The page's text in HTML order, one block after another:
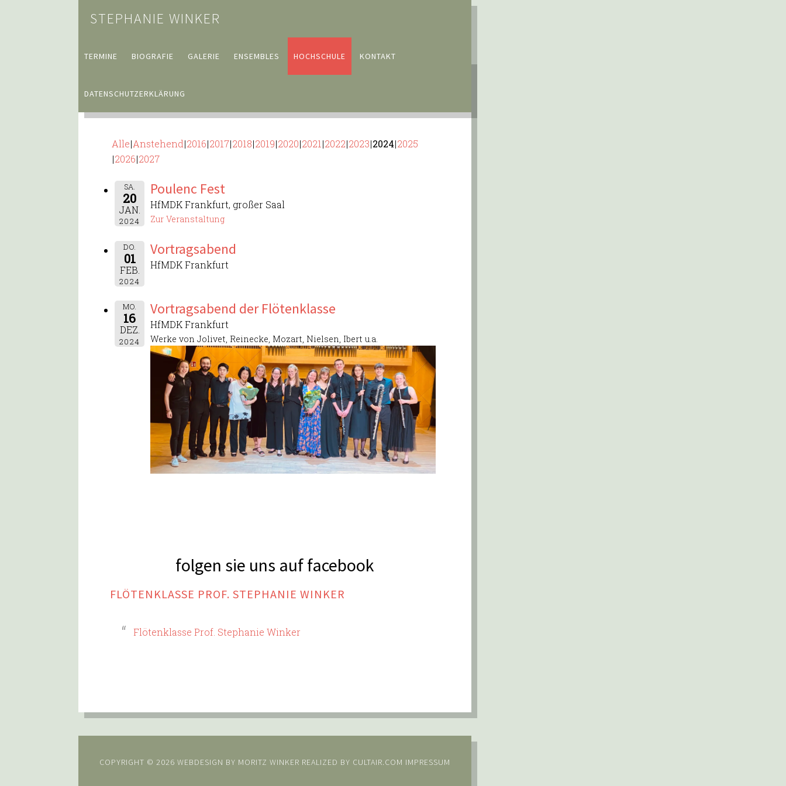
STEPHANIE WINKER
TERMINE BIOGRAFIE GALERIE ENSEMBLES HOCHSCHULE KONTAKT
DATENSCHUTZERKLÄRUNG
Hochschule
Alle Anstehend 2016 2017 2018 2019 2020 2021 2022 2023 2024 2025
2026 2027
SA.
20
JAN.
2024
Poulenc Fest
HfMDK Frankfurt, großer Saal
Zur Veranstaltung
DO.
01
FEB.
2024
Vortragsabend
HfMDK Frankfurt
MO.
16
DEZ.
2024
Vortragsabend der Flötenklasse
HfMDK Frankfurt
Werke von Jolivet, Reinecke, Mozart, Nielsen, Ibert u.a.
folgen sie uns auf facebook
FLÖTENKLASSE PROF. STEPHANIE WINKER
Flötenklasse Prof. Stephanie Winker
COPYRIGHT © 2026 WEBDESIGN BY MORITZ WINKER REALIZED BY CULTAIR.COM IMPRESSUM